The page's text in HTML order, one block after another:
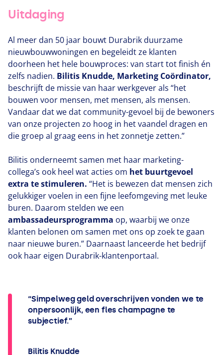
Uitdaging
Al meer dan 50 jaar bouwt Durabrik duurzame
nieuwbouwwoningen en begeleidt ze klanten
doorheen het hele bouwproces: van start tot finish én
zelfs nadien. Bilitis Knudde, Marketing Coördinator,
beschrijft de missie van haar werkgever als “het
bouwen voor mensen, met mensen, als mensen.
Vandaar dat we dat community-gevoel bij de bewoners
van onze projecten zo hoog in het vaandel dragen en
die groep al graag eens in het zonnetje zetten.”
Bilitis onderneemt samen met haar marketing-
collega’s ook heel wat acties om het buurtgevoel
extra te stimuleren. “Het is bewezen dat mensen zich
gelukkiger voelen in een fijne leefomgeving met leuke
buren. Daarom stelden we een
ambassadeursprogramma op, waarbij we onze
klanten belonen om samen met ons op zoek te gaan
naar nieuwe buren.” Daarnaast lanceerde het bedrijf
ook haar eigen Durabrik-klantenportaal.
“Simpelweg geld overschrijven vonden we te
onpersoonlijk, een fles champagne te
subjectief.”
Bilitis Knudde